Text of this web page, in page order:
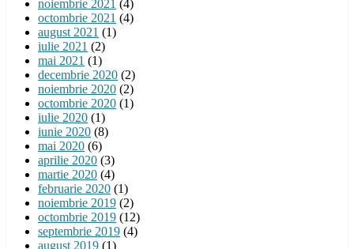
noiembrie 2021 (4)
octombrie 2021 (4)
august 2021 (1)
iulie 2021 (2)
mai 2021 (1)
decembrie 2020 (2)
noiembrie 2020 (2)
octombrie 2020 (1)
iulie 2020 (1)
iunie 2020 (8)
mai 2020 (6)
aprilie 2020 (3)
martie 2020 (4)
februarie 2020 (1)
noiembrie 2019 (2)
octombrie 2019 (12)
septembrie 2019 (4)
august 2019 (1)